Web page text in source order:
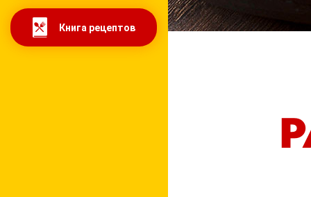
Книга рецептов